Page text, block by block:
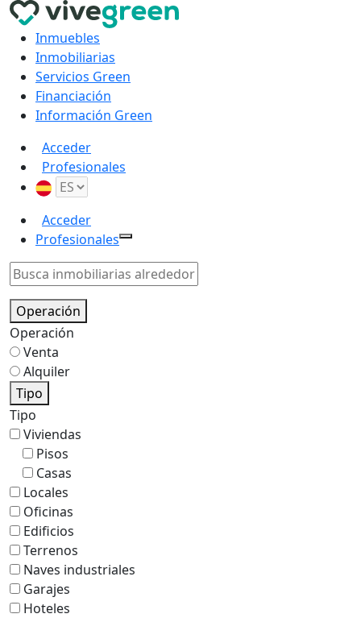
Inmuebles
Inmobiliarias
Servicios Green
Financiación
Información Green
Acceder
Profesionales
Acceder
Profesionales
Operación
Operación
Venta
Alquiler
Tipo
Tipo
Viviendas
Pisos
Casas
Locales
Oficinas
Edificios
Terrenos
Naves industriales
Garajes
Hoteles